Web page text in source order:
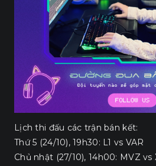
Lịch thi đấu các trận bán kết:
Thứ 5 (24/10), 19h30: L1 vs VAR
Chủ nhật (27/10), 14h00: MVZ vs